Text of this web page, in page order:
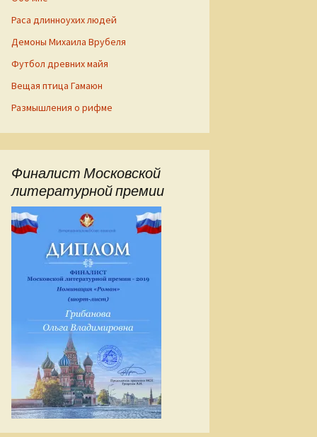
Раса длинноухих людей
Демоны Михаила Врубеля
Футбол древних майя
Вещая птица Гамаюн
Размышления о рифме
Финалист Московской
литературной премии